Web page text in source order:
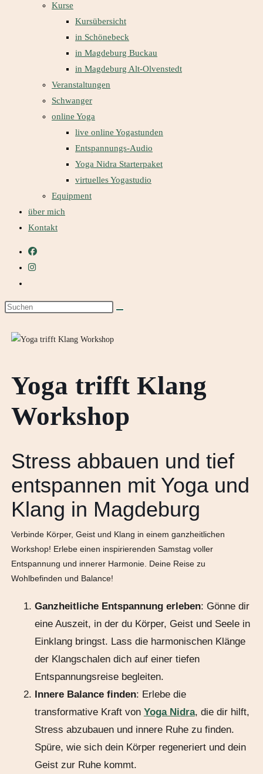
Kurse
Kursübersicht
in Schönebeck
in Magdeburg Buckau
in Magdeburg Alt-Olvenstedt
Veranstaltungen
Schwanger
online Yoga
live online Yogastunden
Entspannungs-Audio
Yoga Nidra Starterpaket
virtuelles Yogastudio
Equipment
über mich
Kontakt
Yoga trifft Klang
Workshop
Stress abbauen und tief
entspannen mit Yoga und
Klang in Magdeburg
Verbinde Körper, Geist und Klang in einem ganzheitlichen
Workshop! Erlebe einen inspirierenden Samstag voller
Entspannung und innerer Harmonie. Deine Reise zu
Wohlbefinden und Balance!
Ganzheitliche Entspannung erleben: Gönne dir
eine Auszeit, in der du Körper, Geist und Seele in
Einklang bringst. Lass die harmonischen Klänge
der Klangschalen dich auf einer tiefen
Entspannungsreise begleiten.
Innere Balance finden: Erlebe die
transformative Kraft von Yoga Nidra, die dir hilft,
Stress abzubauen und innere Ruhe zu finden.
Spüre, wie sich dein Körper regeneriert und dein
Geist zur Ruhe kommt.